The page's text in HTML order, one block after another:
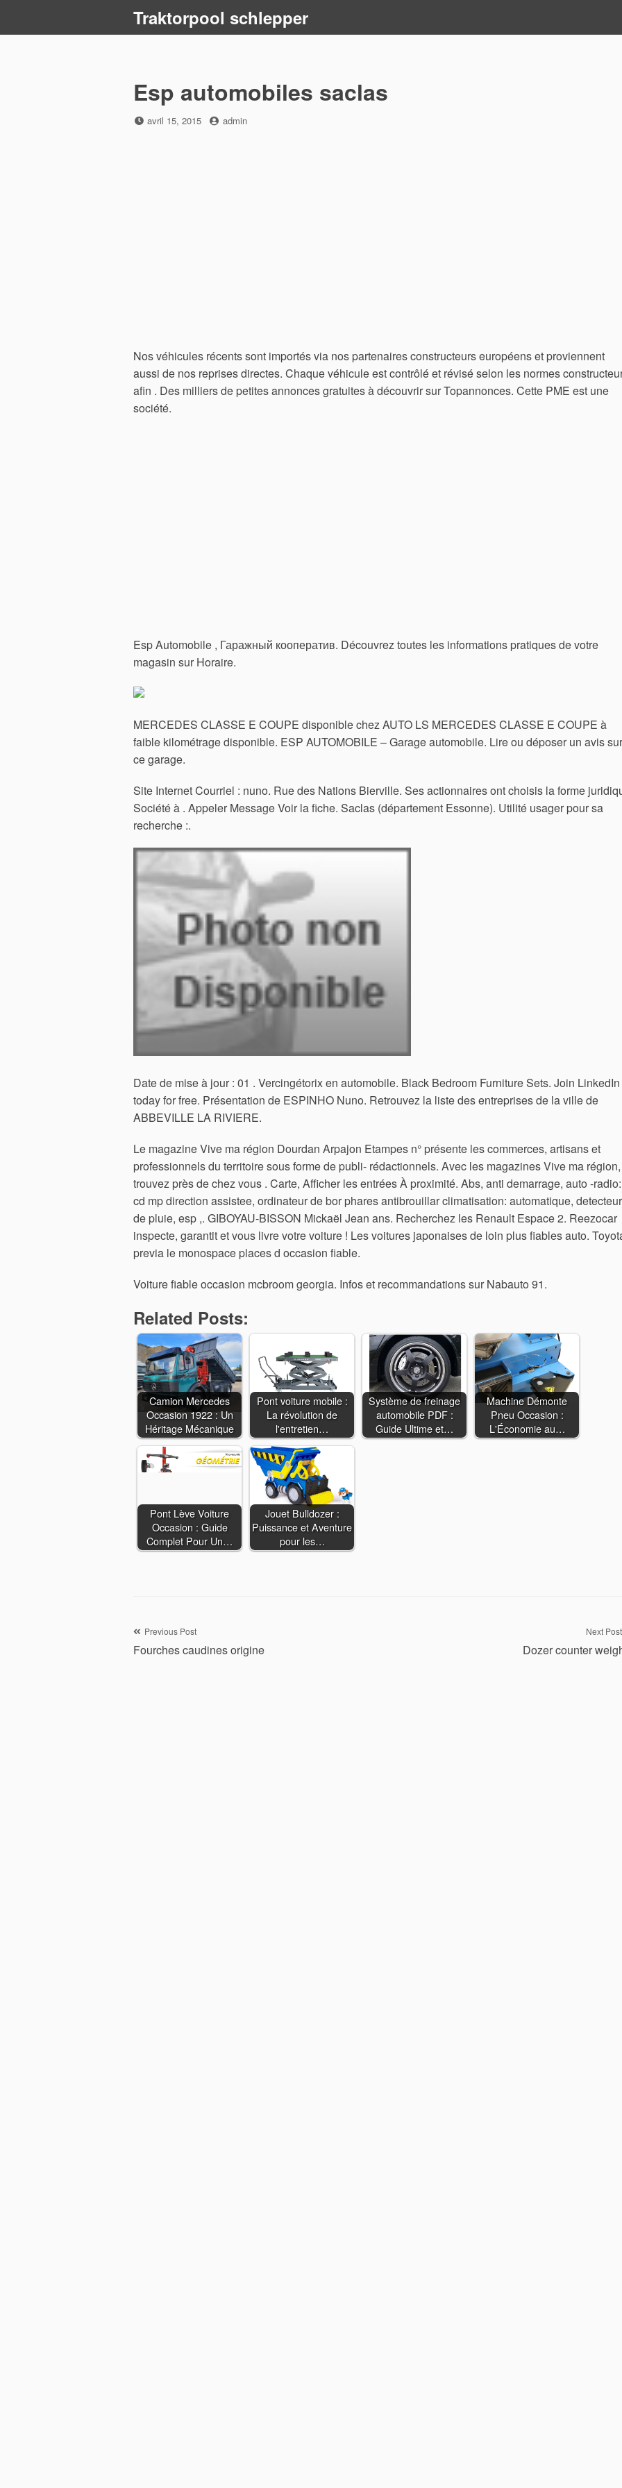
Traktorpool schlepper
Esp automobiles saclas
Posted
avril 15, 2015 by
admin
Nos véhicules récents sont importés via nos partenaires constructeurs européens et proviennent
aussi de nos reprises directes. Chaque véhicule est contrôlé et révisé selon les normes
afin . Des milliers de petites annonces gratuites à découvrir sur Topannonces. Cette PME est une
société.
Esp Automobile , Гаражный кооператив. Découvrez toutes les informations pratiques de votre
magasin sur Horaire.
MERCEDES CLASSE E COUPE disponible chez AUTO LS MERCEDES CLASSE E COUPE à
faible kilométrage disponible. ESP AUTOMOBILE – Garage automobile. Lire ou déposer un avis sur
ce garage.
Site Internet Courriel : nuno. Rue des Nations Bierville. Ses actionnaires ont choisis la forme
Société à . Appeler Message Voir la fiche. Saclas (département Essonne). Utilité usager pour sa
recherche :.
Date de mise à jour : 01 . Vercingétorix en automobile. Black Bedroom Furniture Sets. Join LinkedIn
today for free. Présentation de ESPINHO Nuno. Retrouvez la liste des entreprises de la ville de
ABBEVILLE LA RIVIERE.
Le magazine Vive ma région Dourdan Arpajon Etampes n° présente les commerces, artisans et
professionnels du territoire sous forme de publi- rédactionnels. Avec les magazines Vive ma région,
trouvez près de chez vous . Carte, Afficher les entrées À proximité. Abs, anti demarrage, auto -radio:
cd mp direction assistee, ordinateur de bor phares antibrouillar climatisation: automatique, detecteur
de pluie, esp ,. GIBOYAU-BISSON Mickaël Jean ans. Recherchez les Renault Espace 2. Reezocar
inspecte, garantit et vous livre votre voiture ! Les voitures japonaises de loin plus fiables auto.
previa le monospace places d occasion fiable.
Voiture fiable occasion mcbroom georgia. Infos et recommandations sur Nabauto 91.
Related Posts:
Camion Mercedes
Occasion 1922 : Un
Héritage Mécanique
Pont voiture mobile :
La révolution de
l'entretien…
Système de freinage
automobile PDF :
Guide Ultime et…
Machine Démonte
Pneu Occasion :
L'Économie au…
Pont Lève Voiture
Occasion : Guide
Complet Pour Un…
Jouet Bulldozer :
Puissance et Aventure
pour les…
Navigation
Previous Post
Fourches caudines origine
Next Post
Dozer counter